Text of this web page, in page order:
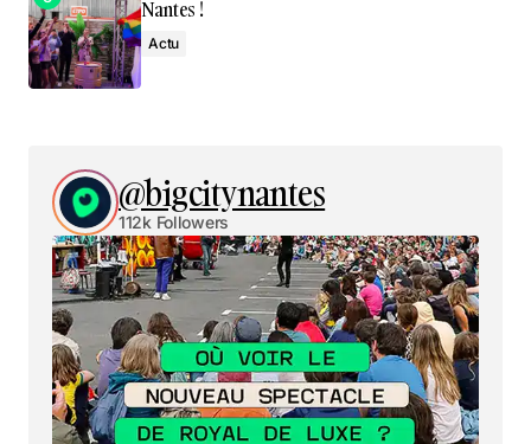
Nantes !
Actu
@bigcitynantes
112k Followers